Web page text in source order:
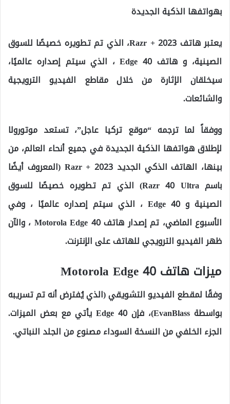
بهواتفها الذكية الجديدة
يعتبر هاتف Razr + 2023، الذي تم تطويره خصيصًا للسوق
الصينية، و هاتف Edge 40 ، الذي سيتم إصداره عالميًا،
سيخلقان الإثارة من خلال مقاطع الفيديو الترويجية
والشائعات.
ووفقاً لما ترجمه “موقع تركيا عاجل”، تستعد موتورولا
لإطلاق هواتفها الذكية الجديدة في جميع أنحاء العالم، من
بينها، الهاتف الذكي الجديد Razr + 2023 (المعروف أيضًا
باسم Razr 40 Ultra) الذي تم تطويره خصيصًا للسوق
الصينية و Edge 40 ، الذي سيتم إصداره عالميًا ، وفي
الأسبوع الماضي، تم إصدار هاتف Motorola Edge 40 ، والآن
ظهر الفيديو الترويجي للهاتف على الإنترنت.
ميزات هاتف Motorola Edge 40
وفقًا لمقطع الفيديو التشويقي (الذي يُفترض أنه تم تسريبه
بواسطة EvanBlass)، فإن Edge 40 يأتي مع بعض الميزات.
الجزء الخلفي من النسخة السوداء مصنوع من الجلد النباتي.